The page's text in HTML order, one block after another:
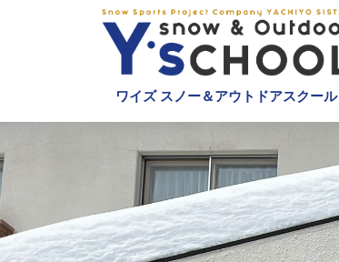
ワイズ スノー＆アウトドアスクール